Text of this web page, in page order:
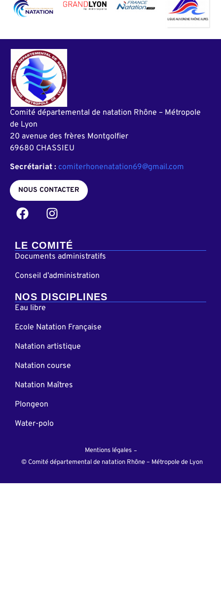
Comité départemental de natation Rhône – Métropole
de Lyon
20 avenue des frères Montgolfier
69680 CHASSIEU
Secrétariat : comiterhonenatation69@gmail.com
NOUS CONTACTER
LE COMITÉ
Documents administratifs
Conseil d’administration
NOS DISCIPLINES
Eau libre
Ecole Natation Française
Natation artistique
Natation course
Natation Maîtres
Plongeon
Water-polo
Mentions légales
© Comité départemental de natation Rhône – Métropole de Lyon